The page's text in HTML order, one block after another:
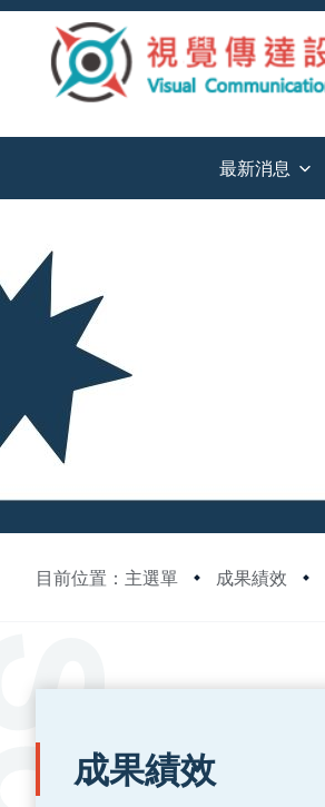
最新消息
目前位置：主選單 成果績效
:::
成果績效